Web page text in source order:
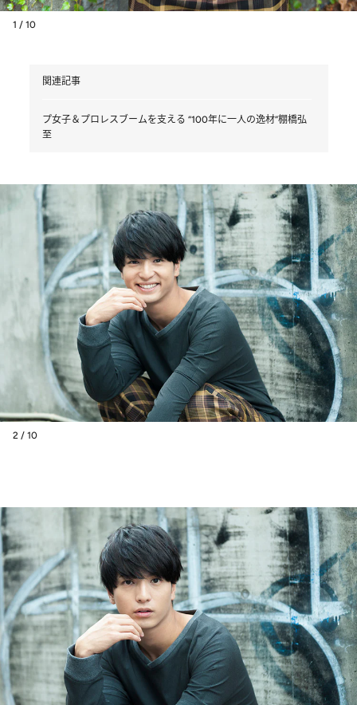
1 / 10
関連記事
プ女子＆プロレスブームを支える “100年に一人の逸材”棚橋弘
至
2 / 10